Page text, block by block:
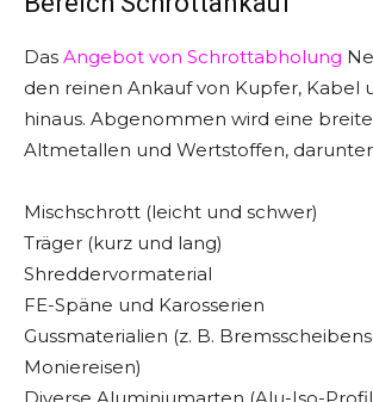
Das Angebot von Schrottabholung
den reinen Ankauf von Kupfer, Kabel
hinaus. Abgenommen wird eine
Altmetallen und Wertstoffen,
Mischschrott (leicht und schwer)
Träger (kurz und lang)
Shreddervormaterial
FE-Späne und Karosserien
Gussmaterialien (z. B.
Moniereisen)